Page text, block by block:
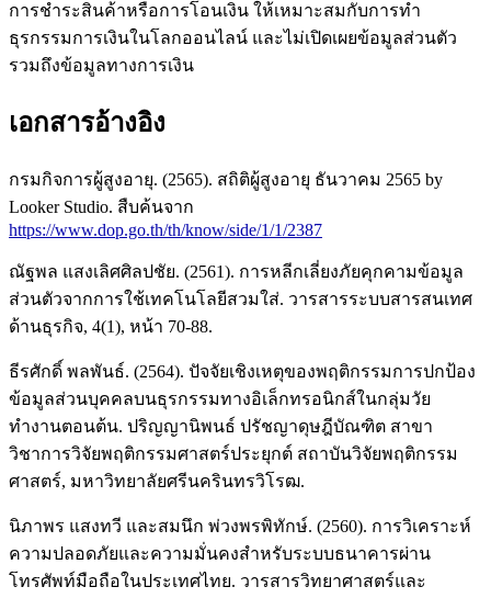
การชำระสินค้าหรือการโอนเงิน ให้เหมาะสมกับการทำ
ธุรกรรมการเงินในโลกออนไลน์ และไม่เปิดเผยข้อมูลส่วนตัว
รวมถึงข้อมูลทางการเงิน
เอกสารอ้างอิง
กรมกิจการผู้สูงอายุ. (2565). สถิติผู้สูงอายุ ธันวาคม 2565 by
Looker Studio. สืบค้นจาก
https://www.dop.go.th/th/know/side/1/1/2387
ณัฐพล แสงเลิศศิลปชัย. (2561). การหลีกเลี่ยงภัยคุกคามข้อมูล
ส่วนตัวจากการใช้เทคโนโลยีสวมใส่. วารสารระบบสารสนเทศ
ด้านธุรกิจ, 4(1), หน้า 70-88.
ธีรศักดิ์ พลพันธ์. (2564). ปัจจัยเชิงเหตุของพฤติกรรมการปกป้อง
ข้อมูลส่วนบุคคลบนธุรกรรมทางอิเล็กทรอนิกส์ในกลุ่มวัย
ทำงานตอนต้น. ปริญญานิพนธ์ ปรัชญาดุษฎีบัณฑิต สาขา
วิชาการวิจัยพฤติกรรมศาสตร์ประยุกต์ สถาบันวิจัยพฤติกรรม
ศาสตร์, มหาวิทยาลัยศรีนครินทรวิโรฒ.
นิภาพร แสงทวี และสมนึก พ่วงพรพิทักษ์. (2560). การวิเคราะห์
ความปลอดภัยและความมั่นคงสำหรับระบบธนาคารผ่าน
โทรศัพท์มือถือในประเทศไทย. วารสารวิทยาศาสตร์และ